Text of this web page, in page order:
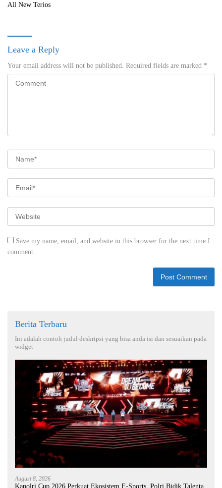
All New Terios
Leave a Reply
Your email address will not be published. Required fields are marked *
Save my name, email, and website in this browser for the next time I
comment.
Berita Terbaru
Ini adalah contoh judul deskripsi yang bisa anda isi dan sesuaikan pada
widget
August 8, 2026
Kapolri Cup 2026 Perkuat Ekosistem E-Sports, Polri Bidik Talenta